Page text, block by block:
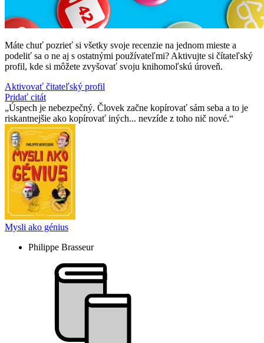
Máte chuť pozrieť si všetky svoje recenzie na jednom mieste a
podeliť sa o ne aj s ostatnými používateľmi? Aktivujte si čítateľský
profil, kde si môžete zvyšovať svoju knihomoľskú úroveň.
Aktivovať čitateľský profil
Pridať citát
Úspech je nebezpečný. Človek začne kopírovať sám seba a to je
riskantnejšie ako kopírovať iných... nevzíde z toho nič nové.
Mysli ako génius
Philippe Brasseur